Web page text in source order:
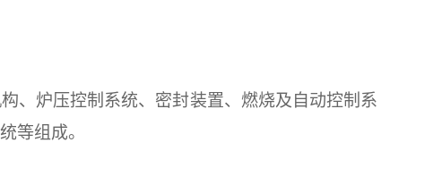
、炉压控制系统、密封装置、燃烧及自动控制系
等组成。